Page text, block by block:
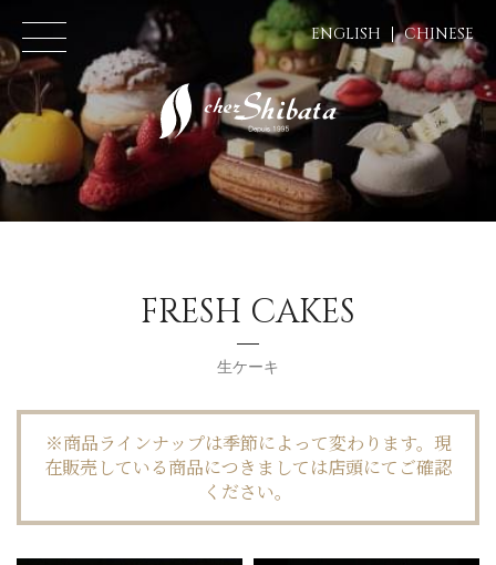
ENGLISH CHINESE
FRESH CAKES
生ケーキ
※商品ラインナップは季節によって変わります。現
在販売している商品につきましては店頭にてご確認
ください。